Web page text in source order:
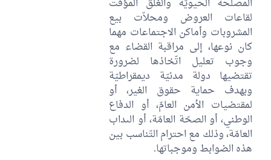
المصلحة الحيويّة والغلق المؤقّت
لقاعات العروض ومحلاّت بيع
المشروبات وأماكن الاجتماعات مهما
كان نوعها، إلى مراقبة القضاء مع
وجوب تعليل اتّخاذها لضرورة
تقتضيها دولة مدنيّة ديمقراطيّة
وبهدف حماية حقوق الغير، أو
لمقتضيات الأمن العامّ، أو الدفاع
الوطني، أو الصحّة العامّة، أو الىداب
العامّة، وذلك مع احترام التّناسب بين
هذه الضوابط وموجباتها.